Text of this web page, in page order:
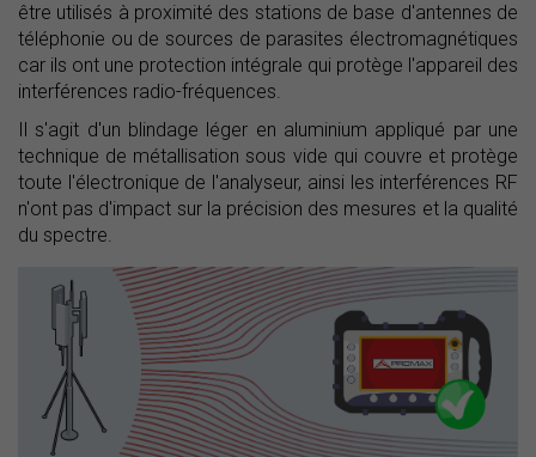
être utilisés à proximité des stations de base d'antennes de
téléphonie ou de sources de parasites électromagnétiques
car ils ont une protection intégrale qui protège l'appareil des
interférences radio-fréquences.
Il s'agit d'un blindage léger en aluminium appliqué par une
technique de métallisation sous vide qui couvre et protège
toute l'électronique de l'analyseur, ainsi les interférences RF
n'ont pas d'impact sur la précision des mesures et la qualité
du spectre.